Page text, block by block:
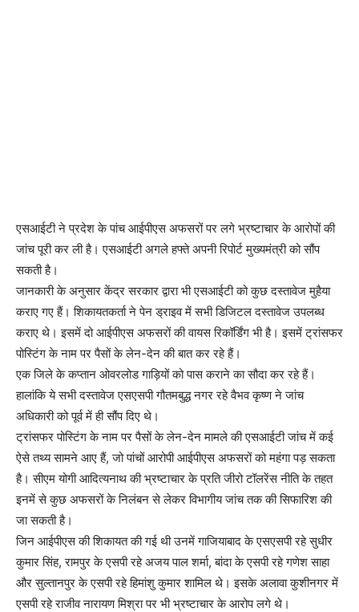
एसआईटी ने प्रदेश के पांच आईपीएस अफसरों पर लगे भ्रष्टाचार के आरोपों की
जांच पूरी कर ली है। एसआईटी अगले हफ्ते अपनी रिपोर्ट मुख्यमंत्री को सौंप
सकती है।
जानकारी के अनुसार केंद्र सरकार द्वारा भी एसआईटी को कुछ दस्तावेज मुहैया
कराए गए हैं। शिकायतकर्ता ने पेन ड्राइव में सभी डिजिटल दस्तावेज उपलब्ध
कराए थे। इसमें दो आईपीएस अफसरों की वायस रिकॉर्डिंग भी है। इसमें ट्रांसफर
पोस्टिंग के नाम पर पैसों के लेन-देन की बात कर रहे हैं।
एक जिले के कप्तान ओवरलोड गाड़ियों को पास कराने का सौदा कर रहे हैं।
हालांकि ये सभी दस्तावेज एसएसपी गौतमबुद्ध नगर रहे वैभव कृष्ण ने जांच
अधिकारी को पूर्व में ही सौंप दिए थे।
ट्रांसफर पोस्टिंग के नाम पर पैसों के लेन-देन मामले की एसआईटी जांच में कई
ऐसे तथ्य सामने आए हैं, जो पांचों आरोपी आईपीएस अफसरों को महंगा पड़ सकता
है। सीएम योगी आदित्यनाथ की भ्रष्टाचार के प्रति जीरो टॉलरेंस नीति के तहत
इनमें से कुछ अफसरों के निलंबन से लेकर विभागीय जांच तक की सिफारिश की
जा सकती है।
जिन आईपीएस की शिकायत की गई थी उनमें गाजियाबाद के एसएसपी रहे सुधीर
कुमार सिंह, रामपुर के एसपी रहे अजय पाल शर्मा, बांदा के एसपी रहे गणेश साहा
और सुल्तानपुर के एसपी रहे हिमांशु कुमार शामिल थे। इसके अलावा कुशीनगर में
एसपी रहे राजीव नारायण मिश्रा पर भी भ्रष्टाचार के आरोप लगे थे।